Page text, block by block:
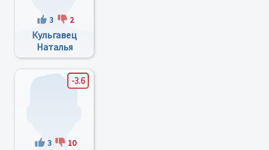
3 2
Кульгавец
Наталья
Викторовна
-3.6
3 10